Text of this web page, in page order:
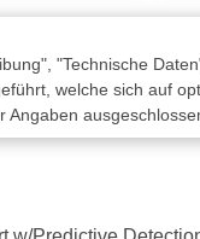
"Technische
welche sich auf
Angaben